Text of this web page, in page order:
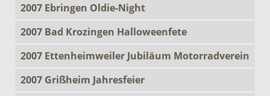
2007 Ebringen Oldie-Night
2007 Bad Krozingen Halloweenfete
2007 Ettenheimweiler Jubiläum Motorradverein
2007 Grißheim Jahresfeier